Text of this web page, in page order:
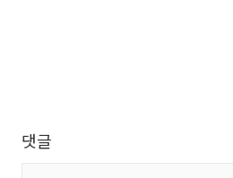
댓글